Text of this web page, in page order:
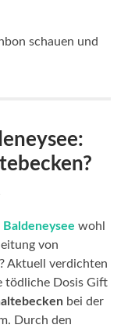
schauen und
wohl
von
Aktuell verdichten
tödliche Dosis Gift
bei der
Durch den